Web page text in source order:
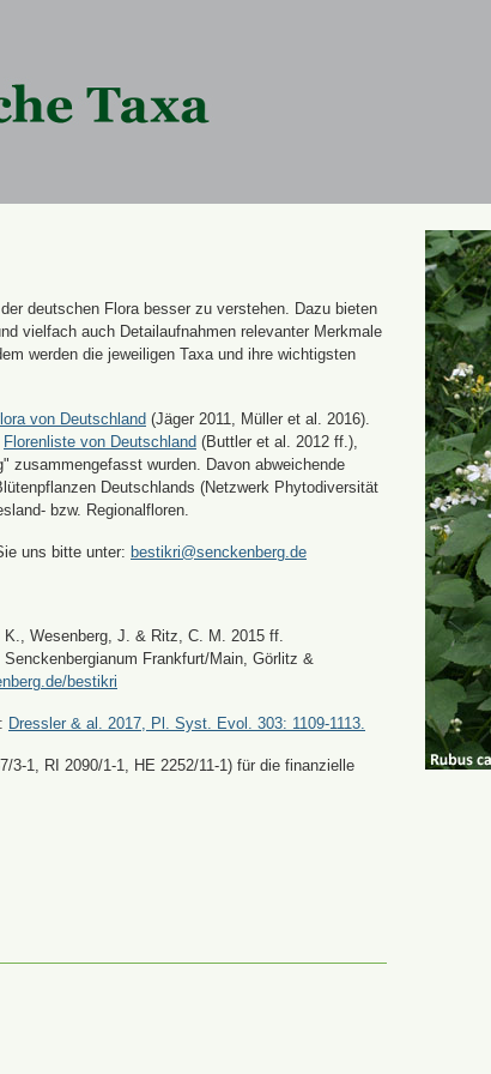
deutschen Flora besser zu verstehen. Dazu bieten
vielfach auch Detailaufnahmen relevanter Merkmale
werden die jeweiligen Taxa und ihre wichtigsten
von Deutschland (Jäger 2011, Müller et al. 2016).
Florenliste von Deutschland (Buttler et al. 2012 ff.),
zusammengefasst wurden. Davon abweichende
Deutschlands (Netzwerk Phytodiversität
bzw. Regionalfloren.
uns bitte unter: bestikri@senckenberg.de
Wesenberg, J. & Ritz, C. M. 2015 ff.
Frankfurt/Main, Görlitz &
bestikri
Dressler & al. 2017, Pl. Syst. Evol. 303: 1109-1113.
3-1, RI 2090/1-1, HE 2252/11-1) für die finanzielle